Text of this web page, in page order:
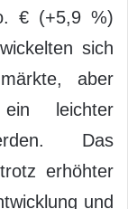
€ (+5,9 %)
sich
aber
leichter
Das
erhöhter
und